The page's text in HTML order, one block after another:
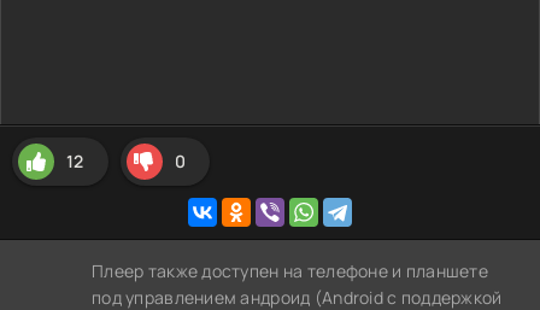
12 0
Плеер также доступен на телефоне и планшете
под управлением андроид (Android с поддержкой